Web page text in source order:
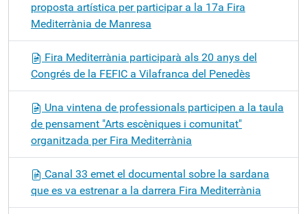
proposta artística per participar a la 17a Fira
Mediterrània de Manresa
Fira Mediterrània participarà als 20 anys del
Congrés de la FEFIC a Vilafranca del Penedès
Una vintena de professionals participen a la taula
de pensament "Arts escèniques i comunitat"
organitzada per Fira Mediterrània
Canal 33 emet el documental sobre la sardana
que es va estrenar a la darrera Fira Mediterrània